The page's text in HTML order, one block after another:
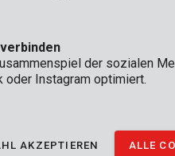
der sozialen
oder Instagram optimiert.
AKZEPTIEREN ALLE